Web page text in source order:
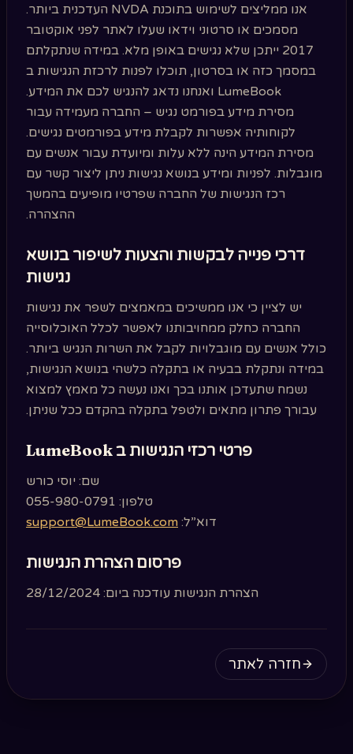
אנו ממליצים לשימוש בתוכנת NVDA העדכנית ביותר.
מסמכים או סרטוני וידאו שעלו לאתר לפני אוקטובר
2017 ייתכן שלא נגישים באופן מלא. במידה שנתקלתם
במסמך כזה או בסרטון, תוכלו לפנות לרכזת הנגישות ב
LumeBook ואנחנו נדאג להנגיש לכם את המידע.
מסירת מידע בפורמט נגיש – החברה מעמידה עבור
לקוחותיה אפשרות לקבלת מידע בפורמטים נגישים.
מסירת המידע הינה ללא עלות ומיועדת עבור אנשים עם
מוגבלות. לפניות ומידע בנושא נגישות ניתן ליצור קשר עם
רכז הנגישות של החברה שפרטיו מופיעים בהמשך
ההצהרה.
דרכי פנייה לבקשות והצעות לשיפור בנושא
נגישות
יש לציין כי אנו ממשיכים במאמצים לשפר את נגישות
החברה כחלק ממחויבותנו לאפשר לכלל האוכלוסייה
כולל אנשים עם מוגבלויות לקבל את השרות הנגיש ביותר.
במידה ונתקלת בבעיה או בתקלה כלשהי בנושא הנגישות,
נשמח שתעדכן אותנו בכך ואנו נעשה כל מאמץ למצוא
עבורך פתרון מתאים ולטפל בתקלה בהקדם ככל שניתן.
פרטי רכזי הנגישות ב LumeBook
שם: יוסי כורש
טלפון: 055-980-0791
דוא”ל: support@LumeBook.com
פרסום הצהרת הנגישות
הצהרת הנגישות עודכנה ביום: 28/12/2024
חזרה לאתר